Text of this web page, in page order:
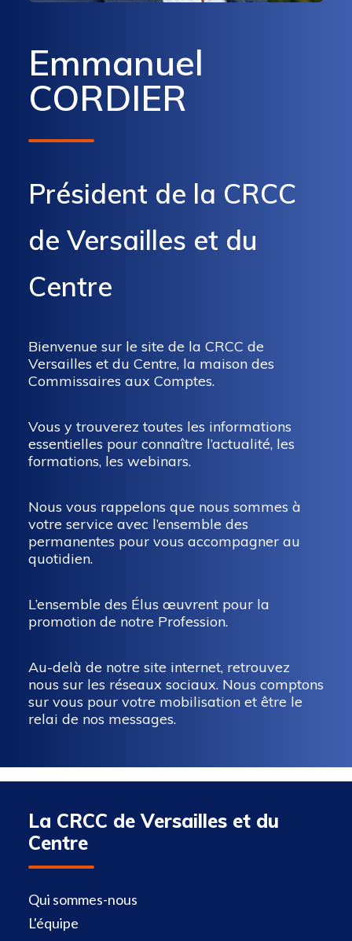
Emmanuel
CORDIER
Président de la CRCC
de Versailles et du
Centre
Bienvenue sur le site de la CRCC de
Versailles et du Centre, la maison des
Commissaires aux Comptes.
Vous y trouverez toutes les informations
essentielles pour connaître l’actualité, les
formations, les webinars.
Nous vous rappelons que nous sommes à
votre service avec l’ensemble des
permanentes pour vous accompagner au
quotidien.
L’ensemble des Élus œuvrent pour la
promotion de notre Profession.
Au-delà de notre site internet, retrouvez
nous sur les réseaux sociaux. Nous comptons
sur vous pour votre mobilisation et être le
relai de nos messages.
La CRCC de Versailles et du
Centre
Qui sommes-nous
L'équipe